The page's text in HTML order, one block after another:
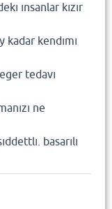
ınsanlar kızır
kadar kendımı
tedavı
ne
basarılı